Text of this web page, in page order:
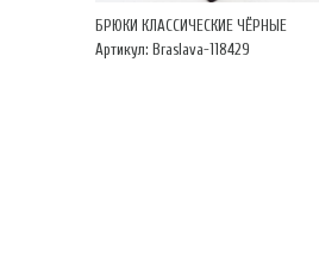
БРЮКИ КЛАССИЧЕСКИЕ ЧЁРНЫЕ
Артикул: Braslava-118429